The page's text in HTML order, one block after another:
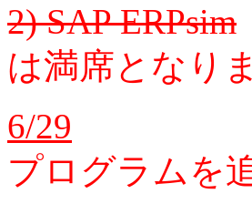
2) SAP ERPsim
は満席となり
6/29
プログラムを